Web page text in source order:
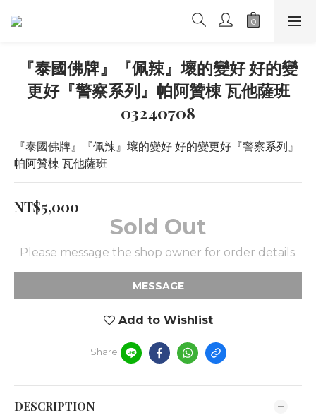
『泰國佛牌』『佩辣』壞的變好 好的變
更好『警察系列』帕阿贊棟 瓦他薩班
03240708
『泰國佛牌』『佩辣』壞的變好 好的變更好『警察系列』
帕阿贊棟 瓦他薩班
NT$5,000
Sold Out
Please message the shop owner for order details.
MESSAGE
Add to Wishlist
Share
DESCRIPTION